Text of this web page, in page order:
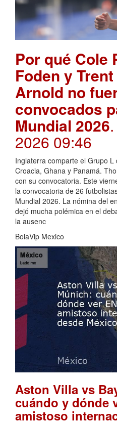
Por qué Cole
Foden y
Arnold no
convocados
Mundial 2026
2026 09:46
Inglaterra comparte el Grupo L
Croacia, Ghana y Panamá.
con su convocatoria. Este
la convocatoria de 26
Mundial 2026. La nómina del
dejó mucha polémica en el
la ausenc
BolaVip Mexico
Aston Villa vs
cuándo y dónde
amistoso